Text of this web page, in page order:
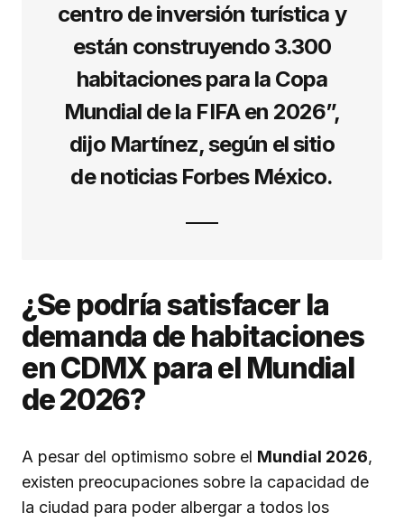
centro de inversión turística y
están construyendo 3.300
habitaciones para la Copa
Mundial de la FIFA en 2026”,
dijo Martínez, según el sitio
de noticias Forbes México.
¿Se podría satisfacer la
demanda de habitaciones
en CDMX para el Mundial
de 2026?
A pesar del optimismo sobre el Mundial 2026,
existen preocupaciones sobre la capacidad de
la ciudad para poder albergar a todos los